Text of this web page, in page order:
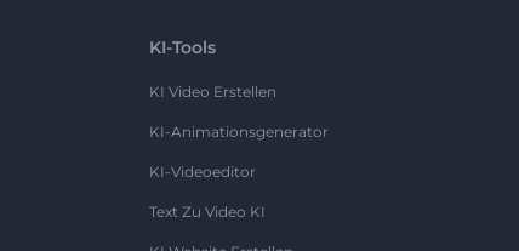
KI-Tools
KI Video Erstellen
KI-Animationsgenerator
KI-Videoeditor
Text Zu Video KI